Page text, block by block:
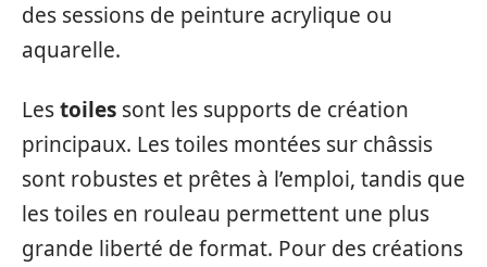
des sessions de peinture acrylique ou
aquarelle.
Lestoiles sont les supports de création
principaux. Les toiles montées sur châssis
sont robustes et prêtes à l’emploi, tandis que
les toiles en rouleau permettent une plus
grande liberté de format. Pour des créations